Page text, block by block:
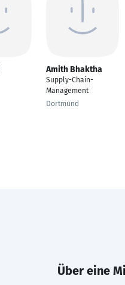
Amith Bhaktha
Supply-Chain-
Management
Dortmund
Über eine